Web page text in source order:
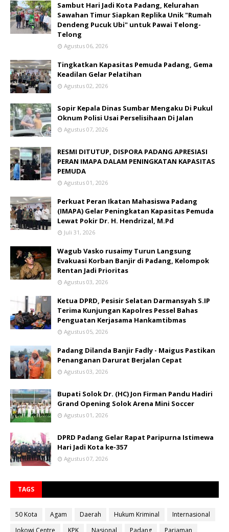
Sambut Hari Jadi Kota Padang, Kelurahan
Sawahan Timur Siapkan Replika Unik "Rumah
Dendeng Pucuk Ubi" untuk Pawai Telong-
Telong
Agustus 06, 2026
Tingkatkan Kapasitas Pemuda Padang, Gema
Keadilan Gelar Pelatihan
Agustus 02, 2026
Sopir Kepala Dinas Sumbar Mengaku Di Pukul
Oknum Polisi Usai Perselisihaan Di Jalan
Agustus 07, 2026
RESMI DITUTUP, DISPORA PADANG APRESIASI
PERAN IMAPA DALAM PENINGKATAN KAPASITAS
PEMUDA
Agustus 01, 2026
Perkuat Peran Ikatan Mahasiswa Padang
(IMAPA) Gelar Peningkatan Kapasitas Pemuda
Lewat Pokir Dr. H. Hendrizal, M.Pd
Juli 31, 2026
Wagub Vasko rusaimy Turun Langsung
Evakuasi Korban Banjir di Padang, Kelompok
Rentan Jadi Prioritas
Agustus 03, 2026
Ketua DPRD, Pesisir Selatan Darmansyah S.IP
Terima Kunjungan Kapolres Pessel Bahas
Penguatan Kerjasama Hankamtibmas
Agustus 05, 2026
Padang Dilanda Banjir Fadly - Maigus Pastikan
Penanganan Darurat Berjalan Cepat
Agustus 03, 2026
Bupati Solok Dr. (HC) Jon Firman Pandu Hadiri
Grand Opening Solok Arena Mini Soccer
Agustus 01, 2026
DPRD Padang Gelar Rapat Paripurna Istimewa
Hari Jadi Kota ke-357
Agustus 07, 2026
TAGS
50 Kota Agam Daerah Hukum Kriminal
Internasional